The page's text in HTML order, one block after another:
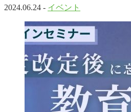
2024.06.24 - イベント